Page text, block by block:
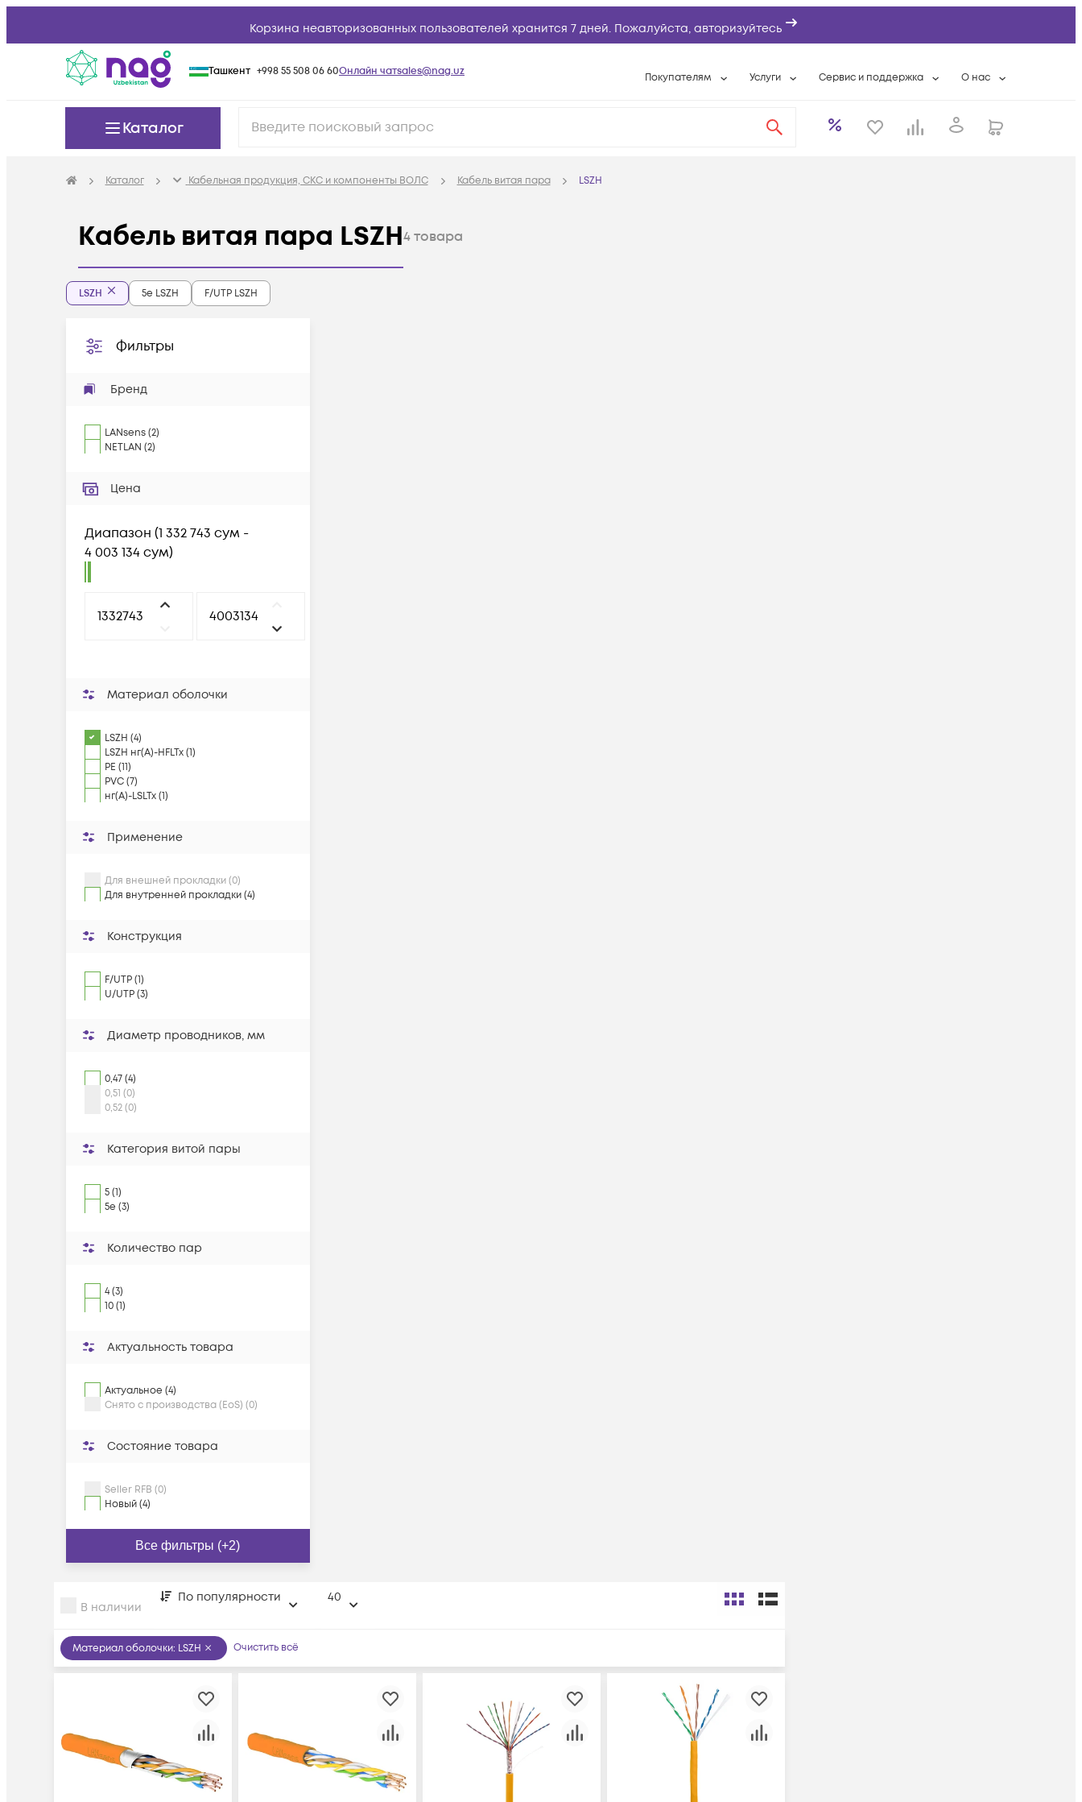
Корзина неавторизованных пользователей хранится 7 дней. Пожалуйста, авторизуйтесь
Ташкент +998 55 508 06 60Онлайн чатsales@nag.uz Покупателям Услуги
Расширенная гарантия
Сервис и поддержка
Разовые выездные работы
О нас
Контактная
Каталог
Каталог Кабельная продукция, СКС и компоненты ВОЛС Кабель витая пара LSZH
Кабель витая пара LSZH4товара
Фильтры
Бренд
LANsens(2)
NETLAN (2)
Цена
Диапазон (1 332 743 сум -
4 003 134 сум)
Материал оболочки
LSZH (4)
LSZH нг(А)-HFLTx (1)
PE (11)
PVC (7)
нг(А)-LSLTx (1)
Применение
Для внешней прокладки (0)
Для внутренней прокладки (4)
Конструкция
F/UTP (1)
U/UTP (3)
Диаметр проводников, мм
0,47 (4)
0,51 (0)
0,52 (0)
Категория витой пары
5 (1)
5e (3)
Количество пар
4 (3)
10 (1)
Актуальность товара
Актуальное (4)
Снято с производства (EoS) (0)
Состояние товара
Seller RFB (0)
Новый (4)
Все фильтры (+2)
LSZH 5e LSZH F/UTP LSZH
В наличии
По популярности 40
Материал оболочки: LSZH Очистить всё